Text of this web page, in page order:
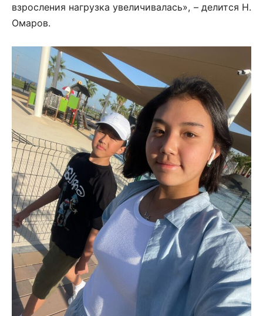
взросления нагрузка увеличивалась», – делится Н.
Омаров.